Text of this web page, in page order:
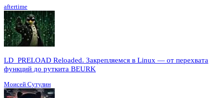
aftertime
LD_PRELOAD Reloaded. Закрепляемся в Linux — от перехвата
функций до руткита BEURK
Моисей Сутулин